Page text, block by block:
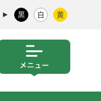
黒 白 黄